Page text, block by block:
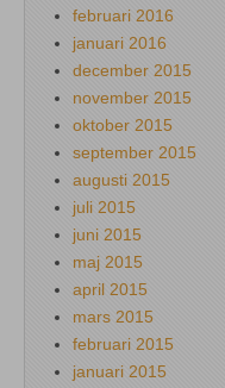
februari 2016
januari 2016
december 2015
november 2015
oktober 2015
september 2015
augusti 2015
juli 2015
juni 2015
maj 2015
april 2015
mars 2015
februari 2015
januari 2015